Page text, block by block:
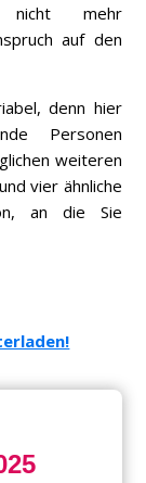
nicht mehr
auf den
denn hier
Personen
weiteren
vier ähnliche
an die Sie